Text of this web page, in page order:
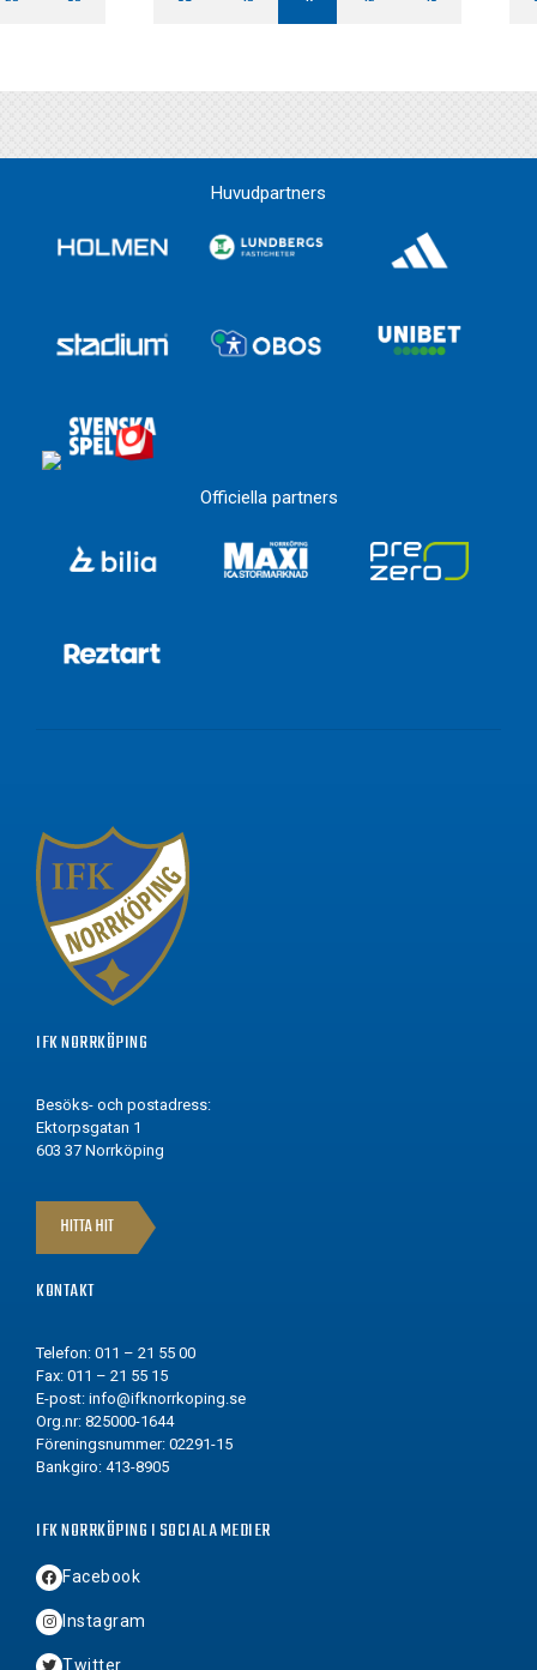
Huvudpartners
Officiella partners
IFK NORRKÖPING
Besöks- och postadress:
Ektorpsgatan 1
603 37 Norrköping
HITTA HIT
KONTAKT
Telefon: 011 – 21 55 00
Fax: 011 – 21 55 15
E-post: info@ifknorrkoping.se
Org.nr: 825000-1644
Föreningsnummer: 02291-15
Bankgiro: 413-8905
IFK NORRKÖPING I SOCIALA MEDIER
Facebook
Instagram
Twitter